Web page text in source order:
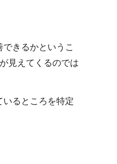
きるかというこ
見えてくるのでは
るところを特定